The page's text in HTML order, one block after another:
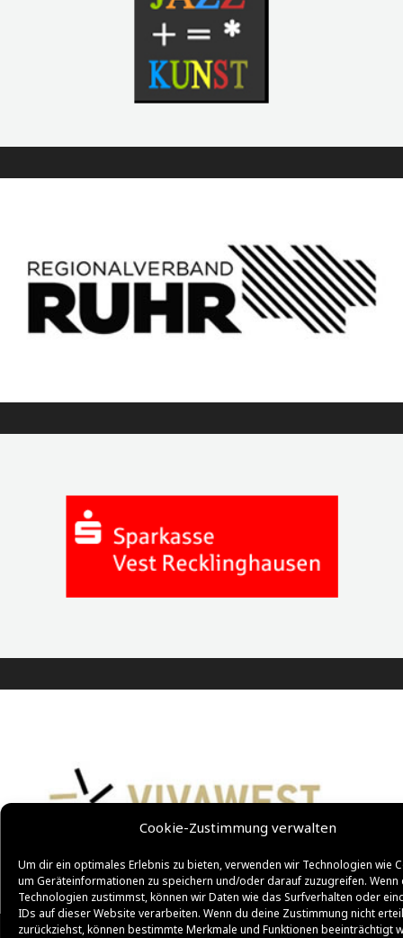
Cookie-Zustimmung verwalten
Um dir ein optimales Erlebnis zu bieten, verwenden wir Technologien wie
um Geräteinformationen zu speichern und/oder darauf zuzugreifen. Wenn
Technologien zustimmst, können wir Daten wie das Surfverhalten oder
IDs auf dieser Website verarbeiten. Wenn du deine Zustimmung nicht
zurückziehst, können bestimmte Merkmale und Funktionen beeinträchtigt